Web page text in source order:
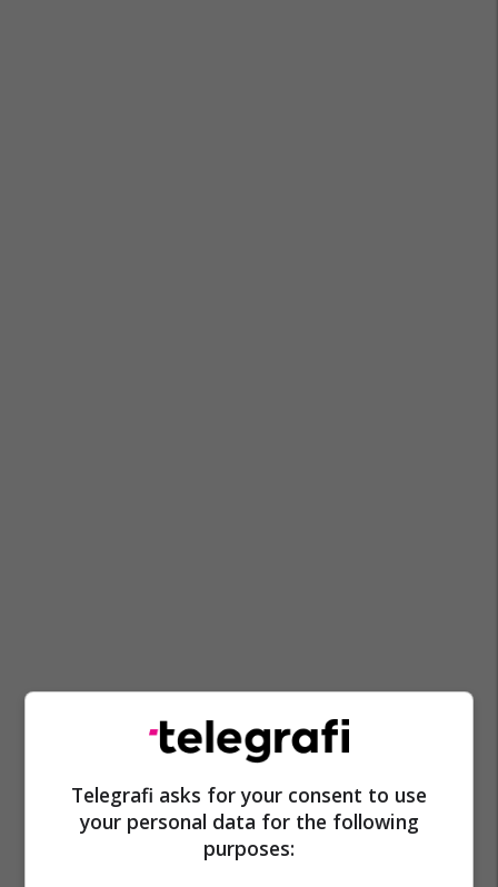
Telegrafi asks for your consent to use
your personal data for the following
purposes: